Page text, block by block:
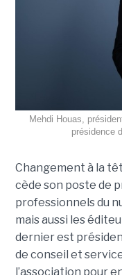
Mehdi Houas,
présidence
Changement à la
cède son poste de
professionnels du
mais aussi les
dernier est
de conseil et
l’association pour